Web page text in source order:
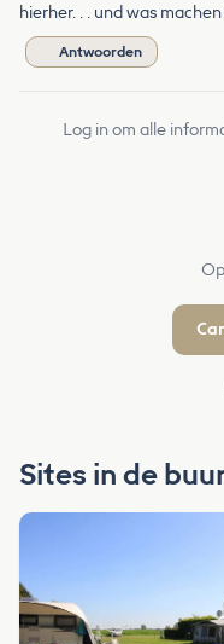
hierher. . . und was
Antwoorden
Log in om alle
Sites in de